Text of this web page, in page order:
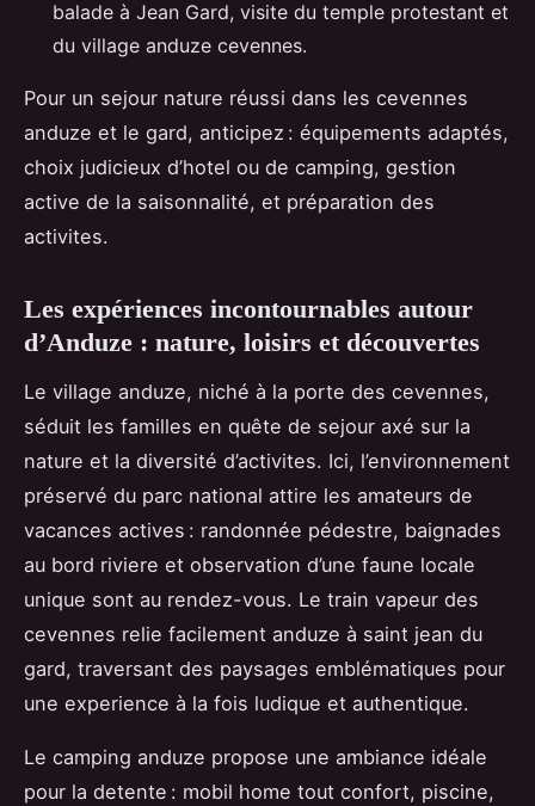
balade à Jean Gard, visite du temple protestant et
du village anduze cevennes.
Pour un sejour nature réussi dans les cevennes
anduze et le gard, anticipez : équipements adaptés,
choix judicieux d’hotel ou de camping, gestion
active de la saisonnalité, et préparation des
activites.
Les expériences incontournables autour
d’Anduze : nature, loisirs et découvertes
Le village anduze, niché à la porte des cevennes,
séduit les familles en quête de sejour axé sur la
nature et la diversité d’activites. Ici, l’environnement
préservé du parc national attire les amateurs de
vacances actives : randonnée pédestre, baignades
au bord riviere et observation d’une faune locale
unique sont au rendez-vous. Le train vapeur des
cevennes relie facilement anduze à saint jean du
gard, traversant des paysages emblématiques pour
une experience à la fois ludique et authentique.
Le camping anduze propose une ambiance idéale
pour la detente : mobil home tout confort, piscine,